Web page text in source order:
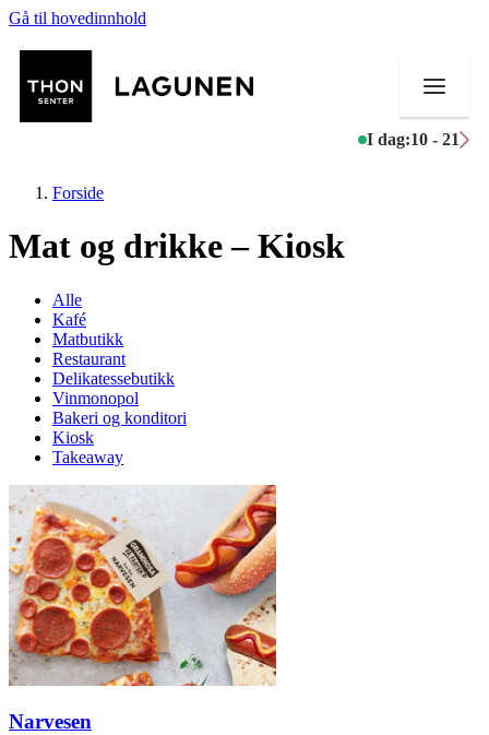
Gå til hovedinnhold
I dag:10 - 21
Butikker
Mat og drikke
Helse
Aktiviteter
Tilbud
Inspirasjon
Søk
Forside
Mat og drikke – Kiosk
Alle
Kafé
Matbutikk
Restaurant
Delikatessebutikk
Vinmonopol
Bakeri og konditori
Kiosk
Takeaway
Narvesen